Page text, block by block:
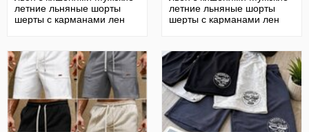
летние льняные шорты
шерты с карманами лен
летние льняные шорты
шерты с карманами лен